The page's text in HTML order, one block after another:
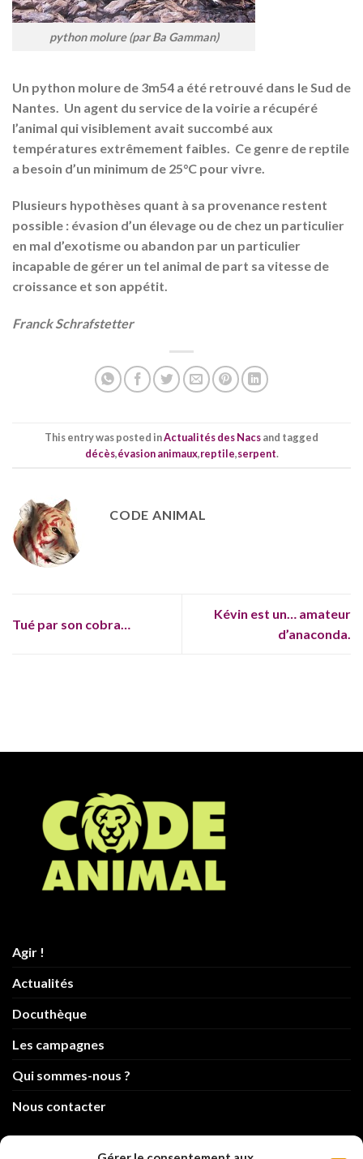
python molure (par Ba Gamman)
Un python molure de 3m54 a été retrouvé dans le Sud de
Nantes. Un agent du service de la voirie a récupéré
l’animal qui visiblement avait succombé aux
températures extrêmement faibles. Ce genre de reptile
a besoin d’un minimum de 25°C pour vivre.
Plusieurs hypothèses quant à sa provenance restent
possible : évasion d’un élevage ou de chez un particulier
en mal d’exotisme ou abandon par un particulier
incapable de gérer un tel animal de part sa vitesse de
croissance et son appétit.
Franck Schrafstetter
This entry was posted inActualités des Nacsand tagged
décès,évasion animaux,reptile,serpent.
CODE ANIMAL
Tué par son cobra…
Kévin est un… amateur
d’anaconda.
Agir !
Actualités
Docuthèque
Les campagnes
Qui sommes-nous ?
Nous contacter
info@code-animal.com